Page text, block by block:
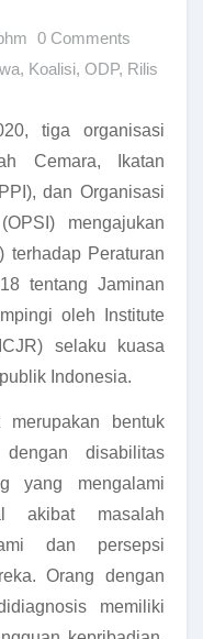
0 Comments
, Koalisi, ODP, Rilis
tiga organisasi
Cemara, Ikatan
dan Organisasi
mengajukan
terhadap Peraturan
tentang Jaminan
oleh Institute
selaku kuasa
Indonesia.
merupakan bentuk
disabilitas
yang mengalami
akibat masalah
dan persepsi
Orang dengan
memiliki